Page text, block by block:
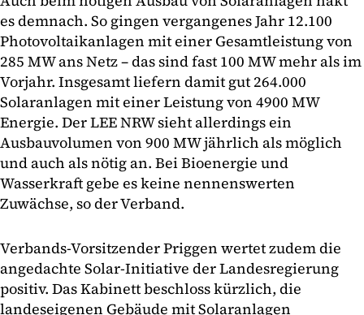
es demnach. So gingen vergangenes Jahr 12.100
Photovoltaikanlagen mit einer Gesamtleistung von
285 MW ans Netz – das sind fast 100 MW mehr als im
Vorjahr. Insgesamt liefern damit gut 264.000
Solaranlagen mit einer Leistung von 4900 MW
Energie. Der LEE NRW sieht allerdings ein
Ausbauvolumen von 900 MW jährlich als möglich
und auch als nötig an. Bei Bioenergie und
Wasserkraft gebe es keine nennenswerten
Zuwächse, so der Verband.
Verbands-Vorsitzender Priggen wertet zudem die
angedachte Solar-Initiative der Landesregierung
positiv. Das Kabinett beschloss kürzlich, die
landeseigenen Gebäude mit Solaranlagen